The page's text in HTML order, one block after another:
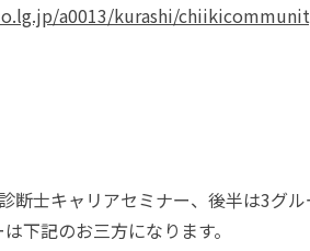
a0013/kurashi/
断士キャリアセミナー、後半は3グ
下記のお三方になります。